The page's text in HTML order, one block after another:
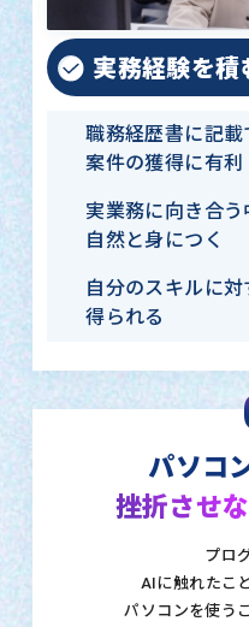
実務経験を積
職務経歴書に記
案件の獲得に有利
実業務に向き合
自然と身につく
自分のスキルに
得られる
パソコ
挫折させ
プロ
AIに触れたこ
パソコンを使う